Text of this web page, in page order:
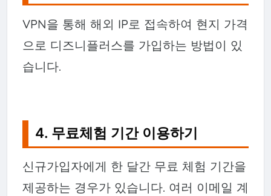
VPN을 통해 해외 IP로 접속하여 현지 가격
으로 디즈니플러스를 가입하는 방법이 있
습니다.
4. 무료체험 기간 이용하기
신규가입자에게 한 달간 무료 체험 기간을
제공하는 경우가 있습니다. 여러 이메일 계